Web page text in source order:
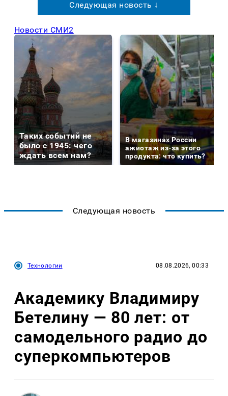
Следующая новость ↓
Новости СМИ2
Таких событий не
было с 1945: чего
ждать всем нам?
В магазинах России
ажиотаж из-за этого
продукта: что купить?
Следующая новость
Технологии 08.08.2026, 00:33
Академику Владимиру
Бетелину — 80 лет: от
самодельного радио до
суперкомпьютеров